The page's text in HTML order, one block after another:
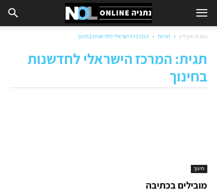
נתניה און ליין תגיות המרכז הישראלי לחדשנות בחינוך
תגית: המרכז הישראלי לחדשנות
בחינוך
חינוך
מובילים בכתיבה